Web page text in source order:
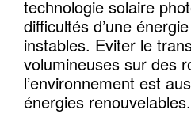
technologie solaire
difficultés d’une
instables. Eviter le
volumineuses sur des
l’environnement est
énergies renouvelables.